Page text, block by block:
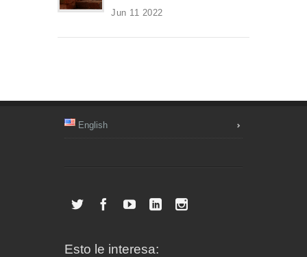
Jun 11 2022
English
Esto le interesa: